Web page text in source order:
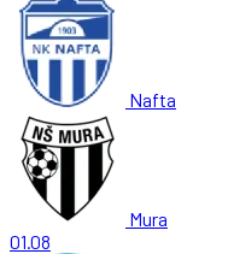
Nafta
Mura
01.08